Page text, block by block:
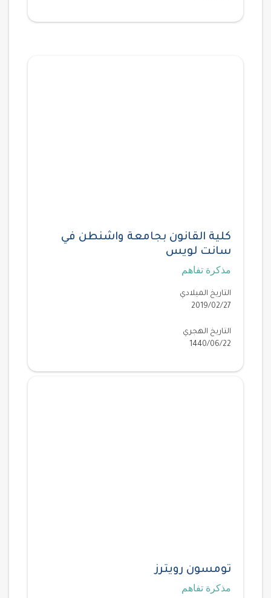
كلية القانون بجامعة واشنطن في
سانت لويس
مذكرة تفاهم
التاريخ الميلادي
2019/02/27
التاريخ الهجري
1440/06/22
تومسون رويترز
مذكرة تفاهم